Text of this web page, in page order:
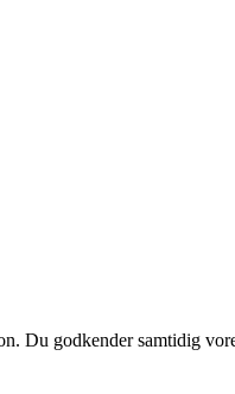
Du godkender samtidig